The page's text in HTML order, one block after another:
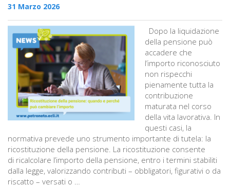
31 Marzo 2026
Dopo la liquidazione
della pensione può
accadere che
l’importo riconosciuto
non rispecchi
pienamente tutta la
contribuzione
maturata nel corso
della vita lavorativa. In
questi casi, la
normativa prevede uno strumento importante di tutela: la
ricostituzione della pensione. La ricostituzione consente
di ricalcolare l’importo della pensione, entro i termini stabiliti
dalla legge, valorizzando contributi – obbligatori, figurativi o da
riscatto – versati o …